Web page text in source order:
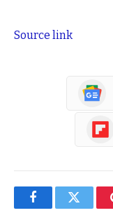
Source link
FacebookTwitter